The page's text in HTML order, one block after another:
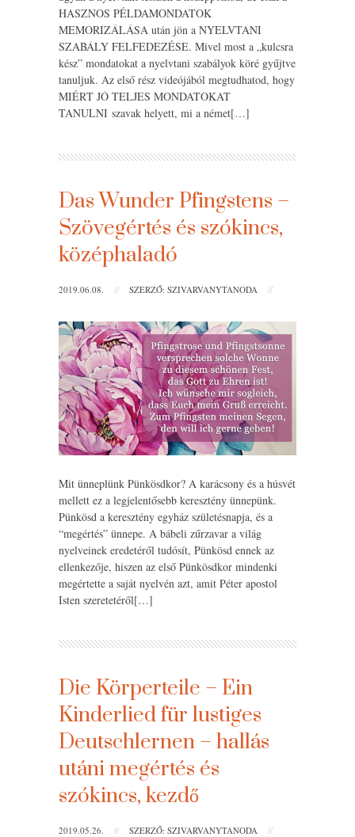
HASZNOS PÉLDAMONDATOK
MEMORIZÁLÁSA után jön a NYELVTANI
SZABÁLY FELFEDEZÉSE. Mivel most a „kulcsra
kész” mondatokat a nyelvtani szabályok köré gyűjtve
tanuljuk. Az első rész videójából megtudhatod, hogy
MIÉRT JÓ TELJES MONDATOKAT
TANULNI szavak helyett, mi a német[…]
Das Wunder Pfingstens –
Szövegértés és szókincs,
középhaladó
2019.06.08. // SZERZŐ: SZIVARVANYTANODA //
Mit ünneplünk Pünkösdkor? A karácsony és a húsvét
mellett ez a legjelentősebb keresztény ünnepünk.
Pünkösd a keresztény egyház születésnapja, és a
“megértés” ünnepe. A bábeli zűrzavar a világ
nyelveinek eredetéről tudósít, Pünkösd ennek az
ellenkezője, hiszen az első Pünkösdkor mindenki
megértette a saját nyelvén azt, amit Péter apostol
Isten szeretetéről[…]
Die Körperteile – Ein
Kinderlied für lustiges
Deutschlernen – hallás
utáni megértés és
szókincs, kezdő
2019.05.26. // SZERZŐ: SZIVARVANYTANODA //